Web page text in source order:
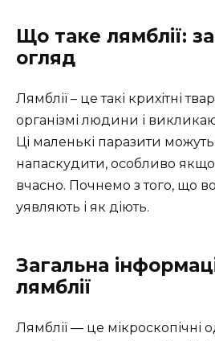
Що таке лямблії:
огляд
Лямблії – це такі крихітні
організмі людини і
Ці маленькі паразити
напаскудити, особливо
вчасно. Почнемо з того, що
уявляють і як діють.
Загальна
лямблії
Лямблії — це мікроскопічні